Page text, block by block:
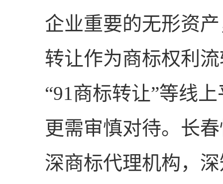
企业重要的无形资
转让作为商标权利
“91商标转让”等线
更需审慎对待。长
深商标代理机构，